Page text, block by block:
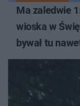
Ma zaledwie
wioska w
bywał tu